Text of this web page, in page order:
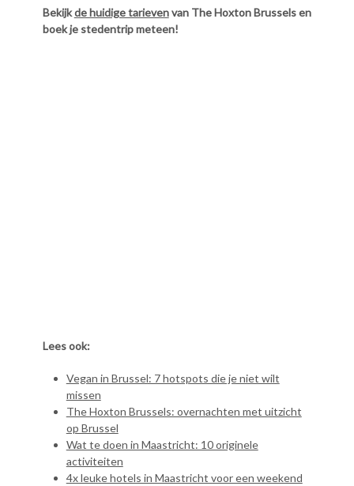
Bekijkde huidige tarievenvan The Hoxton Brussels en
boek je stedentrip meteen!
Lees ook:
Vegan in Brussel: 7 hotspots die je niet wilt
missen
The Hoxton Brussels: overnachten met uitzicht
op Brussel
Wat te doen in Maastricht: 10 originele
activiteiten
4x leuke hotels in Maastricht voor een weekend